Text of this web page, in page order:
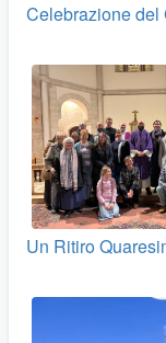
Celebrazione del
Un Ritiro